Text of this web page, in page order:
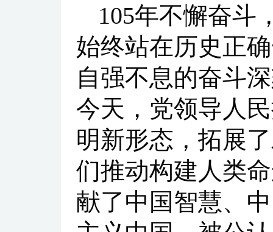
105年不懈奋斗
始终站在历史正
自强不息的奋斗
今天，党领导人
明新形态，拓展
们推动构建人类
献了中国智慧、